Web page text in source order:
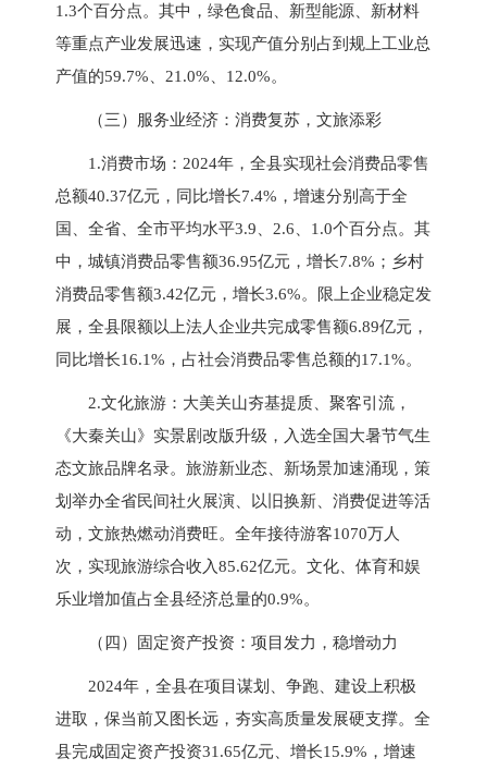
1.3个百分点。其中，绿色食品、新型能源、新材料
等重点产业发展迅速，实现产值分别占到规上工业总
产值的59.7%、21.0%、12.0%。
（三）服务业经济：消费复苏，文旅添彩
1.消费市场：2024年，全县实现社会消费品零售
总额40.37亿元，同比增长7.4%，增速分别高于全
国、全省、全市平均水平3.9、2.6、1.0个百分点。其
中，城镇消费品零售额36.95亿元，增长7.8%；乡村
消费品零售额3.42亿元，增长3.6%。限上企业稳定发
展，全县限额以上法人企业共完成零售额6.89亿元，
同比增长16.1%，占社会消费品零售总额的17.1%。
2.文化旅游：大美关山夯基提质、聚客引流，
《大秦关山》实景剧改版升级，入选全国大暑节气生
态文旅品牌名录。旅游新业态、新场景加速涌现，策
划举办全省民间社火展演、以旧换新、消费促进等活
动，文旅热燃动消费旺。全年接待游客1070万人
次，实现旅游综合收入85.62亿元。文化、体育和娱
乐业增加值占全县经济总量的0.9%。
（四）固定资产投资：项目发力，稳增动力
2024年，全县在项目谋划、争跑、建设上积极
进取，保当前又图长远，夯实高质量发展硬支撑。全
县完成固定资产投资31.65亿元、增长15.9%，增速